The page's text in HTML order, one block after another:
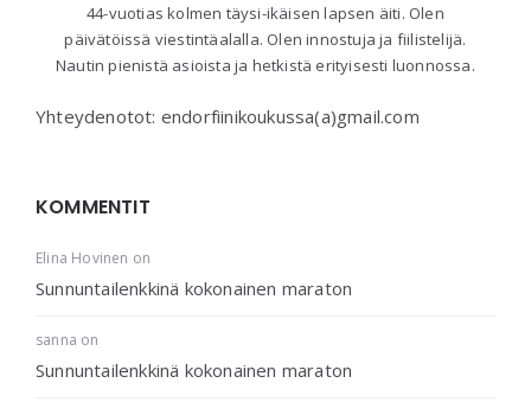
44-vuotias kolmen täysi-ikäisen lapsen äiti. Olen
päivätöissä viestintäalalla. Olen innostuja ja fiilistelijä.
Nautin pienistä asioista ja hetkistä erityisesti luonnossa.
Yhteydenotot: endorfiinikoukussa(a)gmail.com
KOMMENTIT
Elina Hovinen on
Sunnuntailenkkinä kokonainen maraton
sanna on
Sunnuntailenkkinä kokonainen maraton